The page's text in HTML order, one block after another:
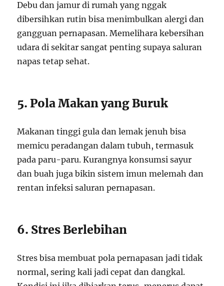
Debu dan jamur di rumah yang nggak
dibersihkan rutin bisa menimbulkan alergi dan
gangguan pernapasan. Memelihara kebersihan
udara di sekitar sangat penting supaya saluran
napas tetap sehat.
5. Pola Makan yang Buruk
Makanan tinggi gula dan lemak jenuh bisa
memicu peradangan dalam tubuh, termasuk
pada paru-paru. Kurangnya konsumsi sayur
dan buah juga bikin sistem imun melemah dan
rentan infeksi saluran pernapasan.
6. Stres Berlebihan
Stres bisa membuat pola pernapasan jadi tidak
normal, sering kali jadi cepat dan dangkal.